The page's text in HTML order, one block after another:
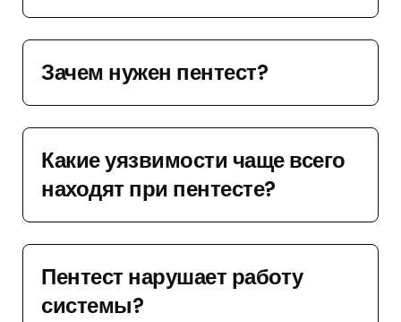
Зачем нужен пентест?
Какие уязвимости чаще всего
находят при пентесте?
Пентест нарушает работу
системы?